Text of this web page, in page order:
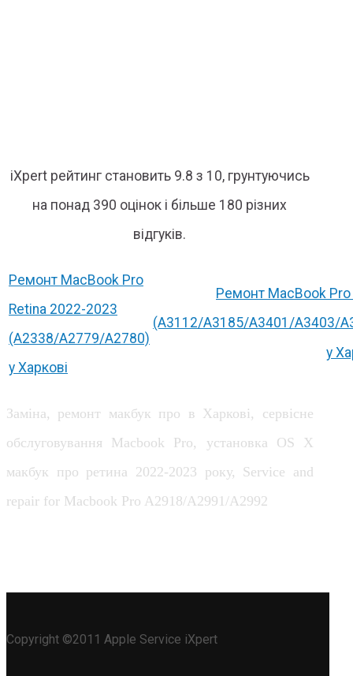
iXpert рейтинг становить 9.8 з 10, грунтуючись
на понад 390 оцінок і більше 180 різних
відгуків.
Ремонт MacBook Pro
Retina 2022-2023
(A2338/A2779/A2780)
у Харкові
Ремонт MacBook
(A3112/A3185/A3401/A3403/
у
Заміна, ремонт макбук про в Харкові, сервісне
обслуговування Macbook Pro, установка OS X
макбук про ретина 2022-2023 року, Service and
repair for Macbook Pro A2918/A2991/A2992
Copyright ©2011 Apple Service iXpert